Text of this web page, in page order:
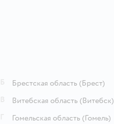
Брестская область (Брест)
Витебская область (Витебск)
Гомельская область (Гомель)